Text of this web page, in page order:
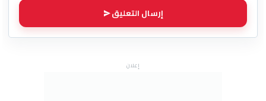
إرسال التعليق
إعلان